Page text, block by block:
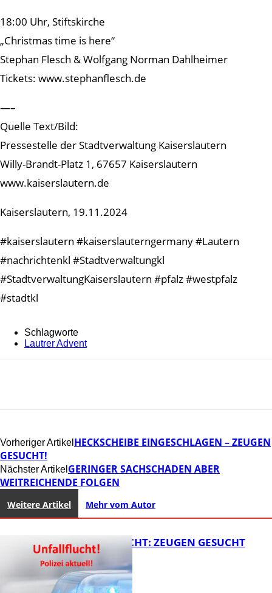
18:00 Uhr, Stiftskirche
„Christmas time is here“
Stephan Flesch & Wolfgang Norman Dahlheimer
Tickets: www.stephanflesch.de
—–
Quelle Text/Bild:
Pressestelle der Stadtverwaltung Kaiserslautern
Willy-Brandt-Platz 1, 67657 Kaiserslautern
www.kaiserslautern.de
Kaiserslautern, 19.11.2024
#kaiserslautern #kaiserslauterngermany #Lautern
#nachrichtenkl #Stadtverwaltungkl
#StadtverwaltungKaiserslautern #pfalz #westpfalz
#stadtkl
Schlagworte
Lautrer Advent
Vorheriger Artikel HECKSCHEIBE EINGESCHLAGEN – ZEUGEN
GESUCHT!
Nächster Artikel GERINGER SACHSCHADEN ABER
WEITREICHENDE FOLGEN
Weitere Artikel Mehr vom Autor
UNFALLFLUCHT: ZEUGEN GESUCHT